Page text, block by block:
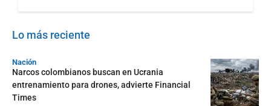
Lo más reciente
Nación
Narcos colombianos buscan en Ucrania
entrenamiento para drones, advierte Financial
Times